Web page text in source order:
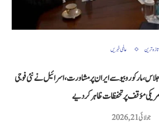
تازہ ترین عالمی خبریں
مارکو روبیو سے ایران پر مشاورت، اسرائیل نے نئی فوجی
مؤقف پر تحفظات ظاہر کر دیے
جولائی 21, 2026